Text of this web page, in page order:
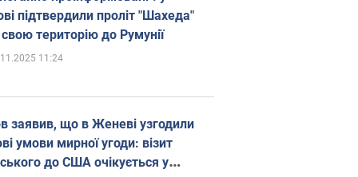
підтвердили проліт "Шахеда"
територію до Румунії
11:24
заявив, що в Женеві узгодили
умови мирної угоди: візит
до США очікується у